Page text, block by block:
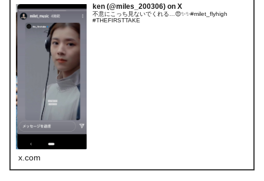
ken (@miles_200306) on X
不意にこっち見ないでくれる…😍✨✨#milet_flyhigh
#THEFIRSTTAKE
x.com